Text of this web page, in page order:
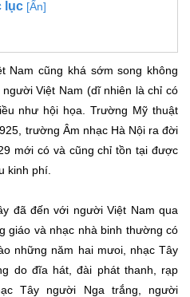
lục [Ẩn]
Nam cũng khá sớm song không
Việt Nam (dĩ nhiên là chỉ có
như hội họa. Trường Mỹ thuật
trường Âm nhạc Hà Nội ra đời
mới có và cũng chỉ tồn tại được
kinh phí.
đã đến với người Việt Nam qua
giáo và nhạc nhà binh thường có
những năm hai mưoi, nhạc Tây
do đĩa hát, đài phát thanh, rạp
Tây người Nga trắng, người